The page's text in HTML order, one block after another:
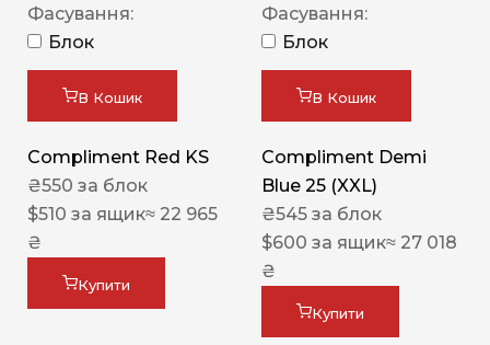
Фасування:
Блок
В Кошик
Compliment Red KS
₴550 за блок
$510 за ящик≈ 22 965
₴
Купити
Фасування:
Блок
В Кошик
Compliment Demi
Blue 25 (XXL)
₴545 за блок
$600 за ящик≈ 27 018
₴
Купити